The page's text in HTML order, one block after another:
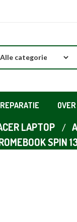
LAPTOP
SPIN